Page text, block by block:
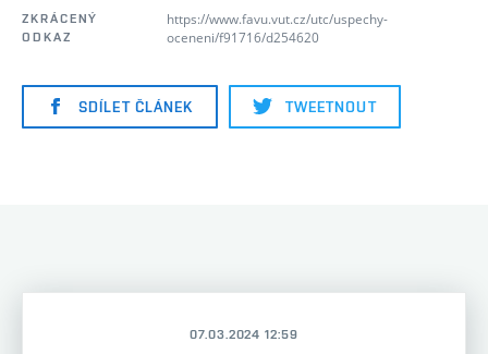
ZKRÁCENÝ
ODKAZ
https://www.favu.vut.cz/utc/uspechy-
oceneni/f91716/d254620
SDÍLET ČLÁNEK TWEETNOUT
07.03.2024 12:59